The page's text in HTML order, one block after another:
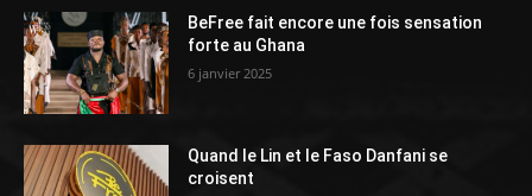
BeFree fait encore une fois sensation
forte au Ghana
6 janvier 2025
Quand le Lin et le Faso Danfani se
croisent